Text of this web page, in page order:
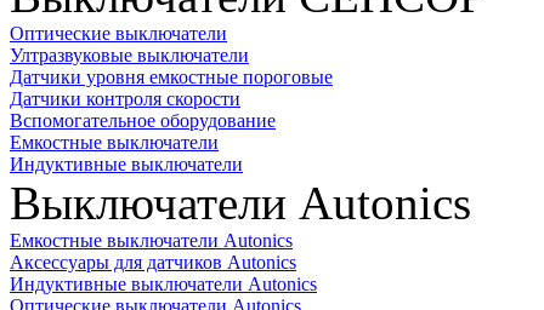
Оптические выключатели
Ултразвуковые выключатели
Датчики уровня емкостные пороговые
Датчики контроля скорости
Вспомогательное оборудование
Емкостные выключатели
Индуктивные выключатели
Выключатели Autonics
Емкостные выключатели Autonics
Аксессуары для датчиков Autonics
Индуктивные выключатели Autonics
Оптические выключатели Autonics